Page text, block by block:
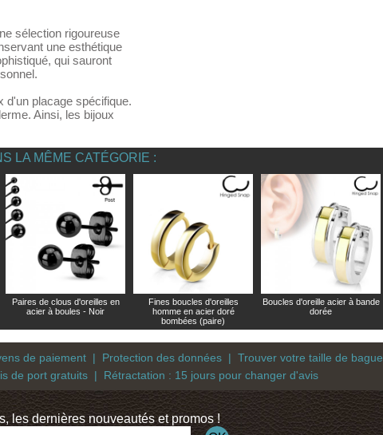
sélection rigoureuse
une esthétique
qui sauront
d'un placage spécifique.
Ainsi, les bijoux
LA MÊME CATÉGORIE :
Paires de clous d'oreilles en
acier à boules - Noir
Fines boucles d'oreilles
homme en acier doré
bombées (paire)
Boucles d'oreille acier à bande
dorée
les dernières nouveautés et promos !
de paiement| Protection des données| Trouver votre taille de bague
de port gratuits | Rétractation : 15 jours pour changer d'avis